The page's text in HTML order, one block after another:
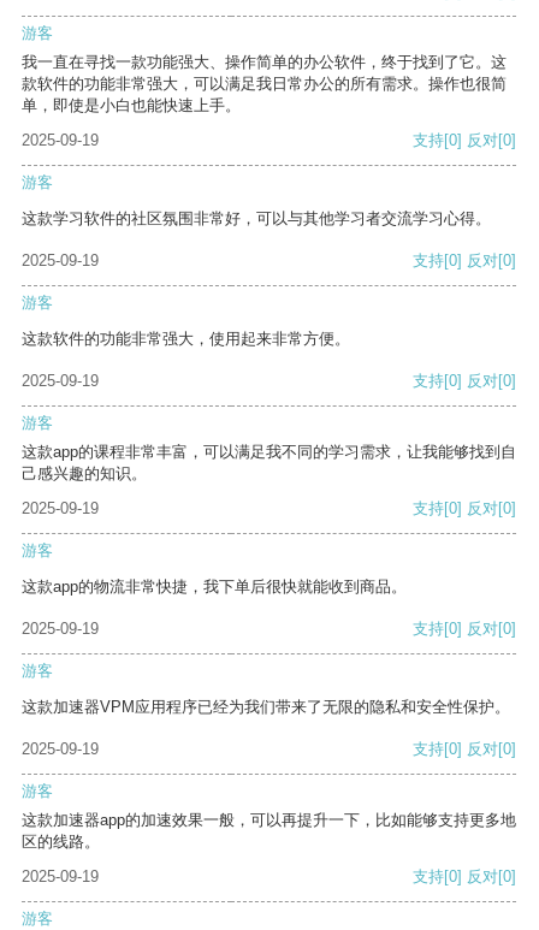
游客
我一直在寻找一款功能强大、操作简单的办公软件，终于找到了它。这
款软件的功能非常强大，可以满足我日常办公的所有需求。操作也很简
单，即使是小白也能快速上手。
2025-09-19
支持[0] 反对[0]
游客
这款学习软件的社区氛围非常好，可以与其他学习者交流学习心得。
2025-09-19 支持[0] 反对[0]
游客
这款软件的功能非常强大，使用起来非常方便。
2025-09-19 支持[0] 反对[0]
游客
这款app的课程非常丰富，可以满足我不同的学习需求，让我能够找到自
己感兴趣的知识。
2025-09-19
支持[0] 反对[0]
游客
这款app的物流非常快捷，我下单后很快就能收到商品。
2025-09-19 支持[0] 反对[0]
游客
这款加速器VPM应用程序已经为我们带来了无限的隐私和安全性保护。
2025-09-19 支持[0] 反对[0]
游客
这款加速器app的加速效果一般，可以再提升一下，比如能够支持更多地
区的线路。
2025-09-19
支持[0] 反对[0]
游客